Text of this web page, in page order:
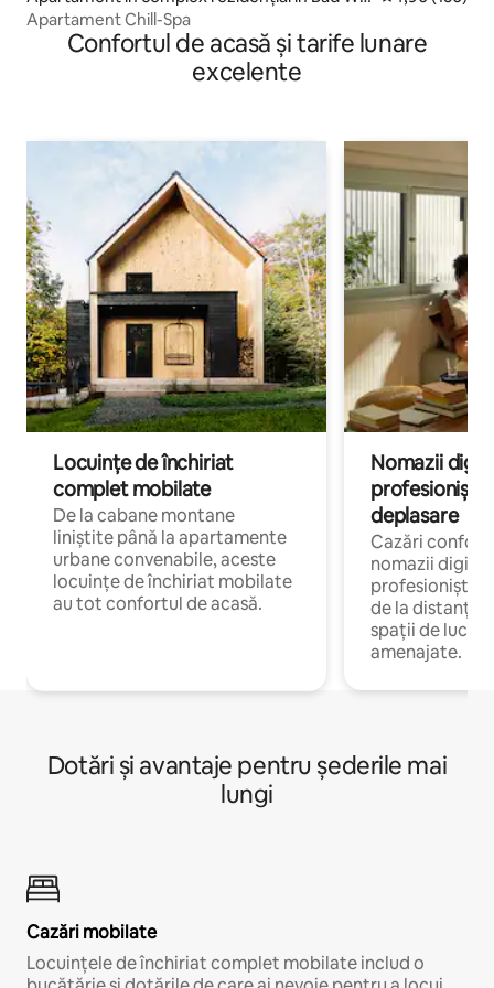
tersdorf
Apartament Chill-Spa
Confortul de acasă și tarife lunare
excelente
Locuințe de închiriat
complet mobilate
De la cabane montane
liniștite până la apartamente
urbane convenabile, aceste
locuințe de închiriat mobilate
au tot confortul de acasă.
Nomazii
profesioniștii
deplasare
Cazări
nomazii
profesioniștii
de la distanță,
spații de lucru
amenajate.
Dotări și avantaje pentru șederile mai
lungi
Cazări mobilate
Locuințele de închiriat complet mobilate includ o